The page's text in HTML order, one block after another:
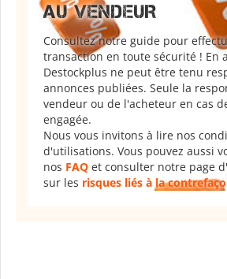
AU VENDEUR
Consultez notre guide pour
transaction en toute sécurité ! En
Destockplus ne peut être tenu
annonces publiées. Seule la
vendeur ou de l'acheteur en cas
engagée.
Nous vous invitons à lire nos
d'utilisations. Vous pouvez aussi
nos FAQ et consulter notre page
sur les risques liés à la